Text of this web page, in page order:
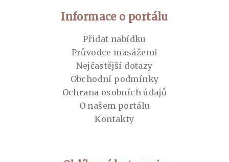
Informace o portálu
Přidat nabídku
Průvodce masážemi
Nejčastější dotazy
Obchodní podmínky
Ochrana osobních údajů
O našem portálu
Kontakty